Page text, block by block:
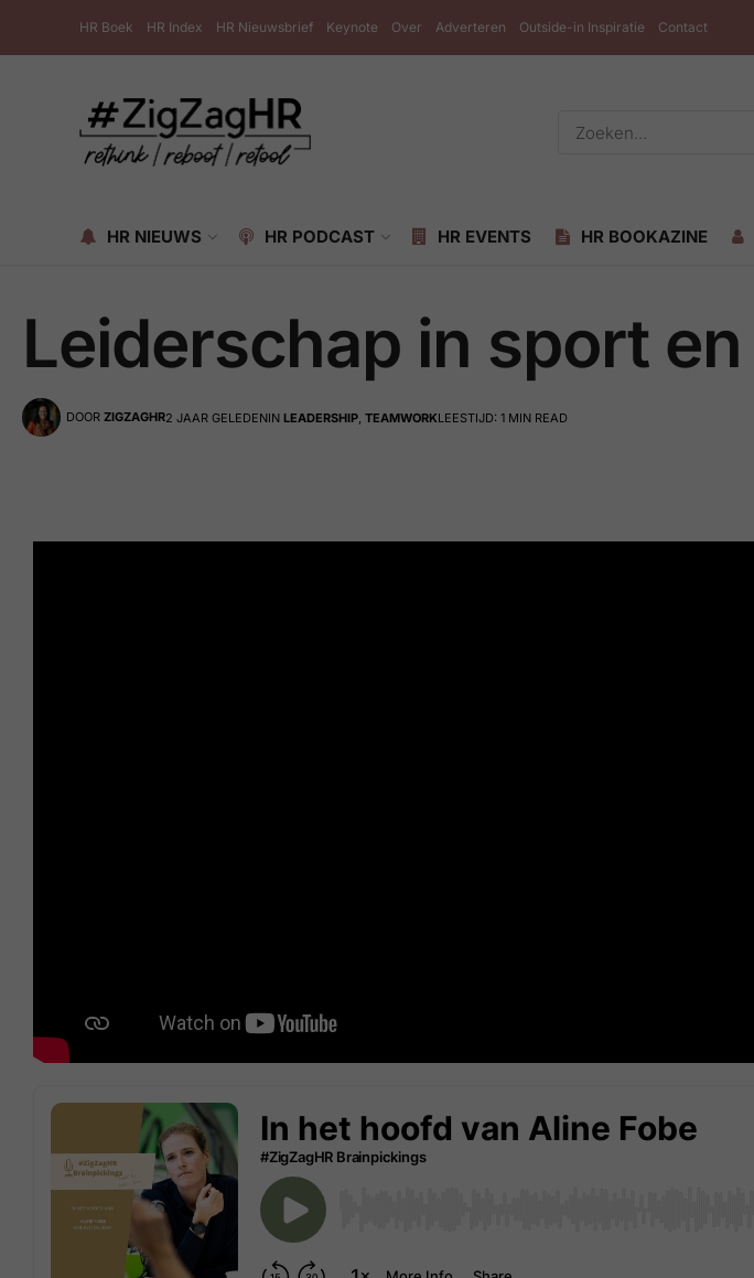
HR Boek HR Index HR Nieuwsbrief Keynote Over Adverteren Outside-in Inspiratie Contact
HR NIEUWS HR PODCAST HR EVENTS HR BOOKAZINE
Leiderschap in sport
DOOR ZIGZAGHR2 JAAR GELEDENIN LEADERSHIP TEAMWORKLEESTIJD: 1 MIN READ